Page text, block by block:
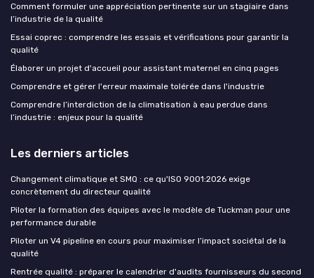
Comment formuler une appréciation pertinente sur un stagiaire dans
l’industrie de la qualité
Essai coprec : comprendre les essais et vérifications pour garantir la
qualité
Élaborer un projet d'accueil pour assistant maternel en cinq pages
Comprendre et gérer l'erreur maximale tolérée dans l'industrie
Comprendre l’interdiction de la climatisation à eau perdue dans
l’industrie : enjeux pour la qualité
Les derniers articles
Changement climatique et SMQ : ce qu'ISO 9001:2026 exige
concrètement du directeur qualité
Piloter la formation des équipes avec le modèle de Tuckman pour une
performance durable
Piloter un V4 pipeline en cours pour maximiser l’impact sociétal de la
qualité
Rentrée qualité : préparer le calendrier d'audits fournisseurs du second